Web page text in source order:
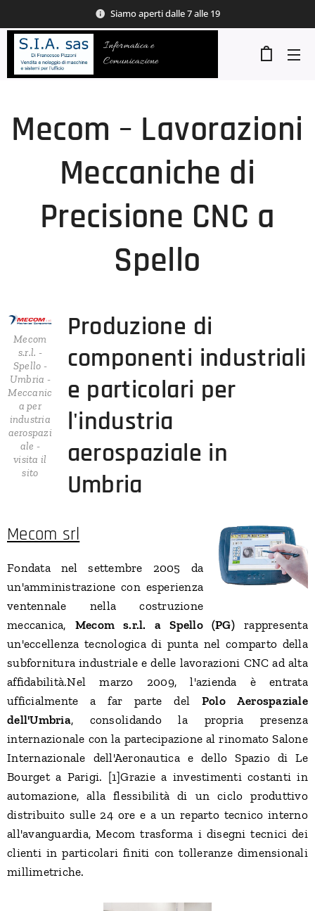
Siamo aperti dalle 7 alle 19
Informatica e
Comunicazione
Mecom – Lavorazioni
Meccaniche di
Precisione CNC a
Spello
Mecom
s.r.l. -
Spello -
Umbria -
Meccanic
a per
industria
aerospazi
ale -
visita il
sito
Produzione di
componenti industriali
e particolari per
l'industria
aerospaziale in
Umbria
Mecom srl
Fondata nel settembre 2005 da
un'amministrazione con esperienza
ventennale nella costruzione
meccanica, Mecom s.r.l. a Spello (PG) rappresenta
un'eccellenza tecnologica di punta nel comparto della
subfornitura industriale e delle lavorazioni CNC ad alta
affidabilità.Nel marzo 2009, l'azienda è entrata
ufficialmente a far parte del Polo Aerospaziale
dell'Umbria, consolidando la propria presenza
internazionale con la partecipazione al rinomato Salone
Internazionale dell'Aeronautica e dello Spazio di Le
Bourget a Parigi. [1]Grazie a investimenti costanti in
automazione, alla flessibilità di un ciclo produttivo
distribuito sulle 24 ore e a un reparto tecnico interno
all'avanguardia, Mecom trasforma i disegni tecnici dei
clienti in particolari finiti con tolleranze dimensionali
millimetriche.